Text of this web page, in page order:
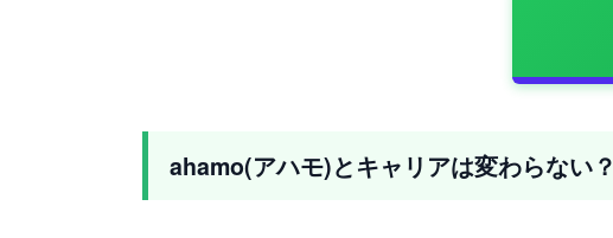
ahamo(アハモ)とキャリアは変わらない？